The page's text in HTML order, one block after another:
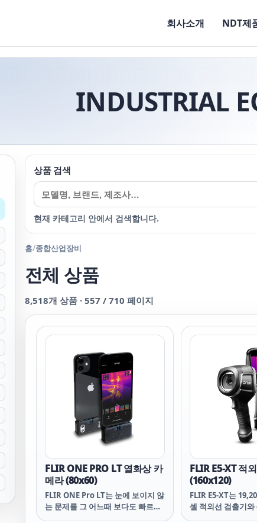
회사소개 NDT제
INDUSTRIAL
상품 검색
현재 카테고리 안에서 검색합니다.
홈/종합산업장비
전체 상품
8,518개 상품 · 557 / 710 페이지
FLIR ONE PRO LT 열화상 카
메라 (80x60)
FLIR ONE Pro LT는 눈에 보이지 않
는 문제를 그 어느때 보다도 빠르게
FLIR E5-XT 적
(160x120)
FLIR E5-XT는
셀 적외선 검출기와